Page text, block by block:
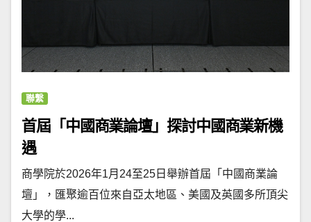
聯繫
首屆「中國商業論壇」探討中國商業新機
遇
商學院於2026年1月24至25日舉辦首屆「中國商業論
壇」，匯聚逾百位來自亞太地區、美國及英國多所頂尖
大學的學...